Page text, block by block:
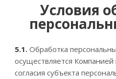
Условия
5.1. Обработка
осуществляется Компанией
согласия субъекта